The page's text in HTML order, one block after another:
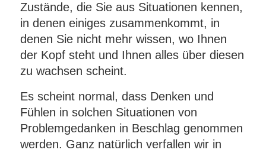
Zustände, die Sie aus Situationen kennen,
in denen einiges zusammenkommt, in
denen Sie nicht mehr wissen, wo Ihnen
der Kopf steht und Ihnen alles über diesen
zu wachsen scheint.
Es scheint normal, dass Denken und
Fühlen in solchen Situationen von
Problemgedanken in Beschlag genommen
werden. Ganz natürlich verfallen wir in